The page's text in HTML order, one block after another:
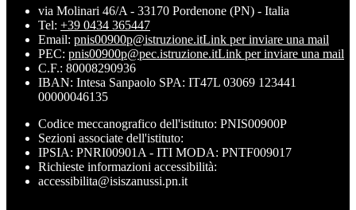
via Molinari 46/A - 33170 Pordenone (PN) - Italia
Tel: +39 0434 365447
Email: pnis00900p@istruzione.itLink per inviare una mail
PEC: pnis00900p@pec.istruzione.itLink per inviare una mail
C.F.: 80008290936
IBAN: Intesa Sanpaolo SPA: IT47L 03069 123441
00000046135
Codice meccanografico dell'istituto: PNIS00900P
Sezioni associate dell'istituto:
IPSIA: PNRI00901A - ITI MODA: PNTF009017
Richieste informazioni accessibilità:
accessibilita@isiszanussi.pn.it